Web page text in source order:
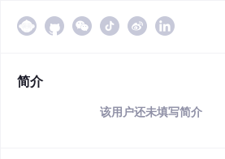
简介
该用户还未填写简介